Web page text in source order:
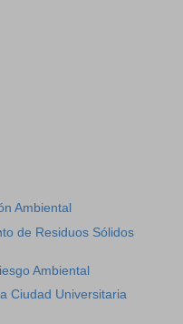
Ambiental
de Residuos Sólidos
Ambiental
Ciudad Universitaria